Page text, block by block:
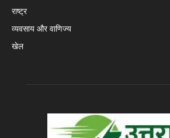
राष्ट्र
व्यवसाय और वाणिज्य
खेल